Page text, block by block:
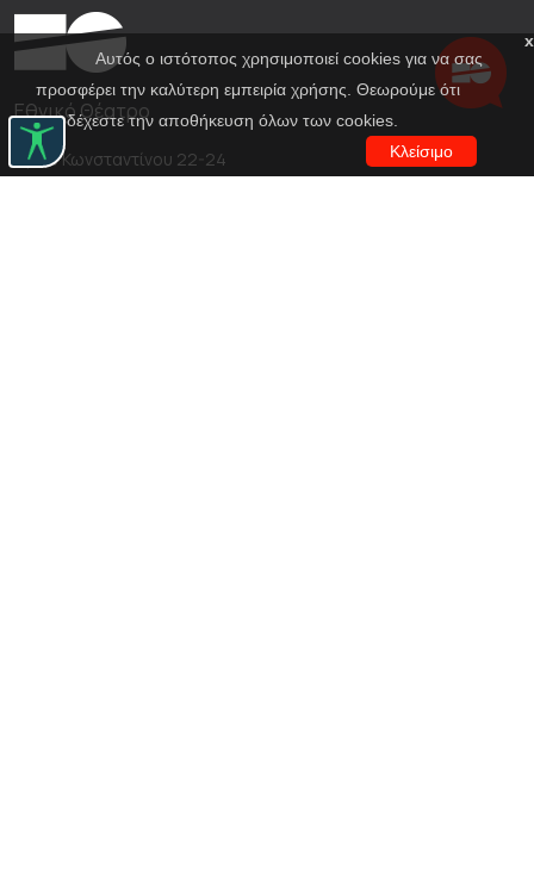
x
Αυτός ο ιστότοπος χρησιμοποιεί cookies για να σας
προσφέρει την καλύτερη εμπειρία χρήσης. Θεωρούμε ότι
αποδέχεστε την αποθήκευση όλων των cookies.
Κλείσιμο
Εθνικό Θέατρο
Αγίου Κωνσταντίνου 22-24